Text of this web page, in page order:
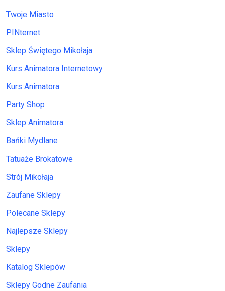
Twoje Miasto
PINternet
Sklep Świętego Mikołaja
Kurs Animatora Internetowy
Kurs Animatora
Party Shop
Sklep Animatora
Bańki Mydlane
Tatuaże Brokatowe
Strój Mikołaja
Zaufane Sklepy
Polecane Sklepy
Najlepsze Sklepy
Sklepy
Katalog Sklepów
Sklepy Godne Zaufania